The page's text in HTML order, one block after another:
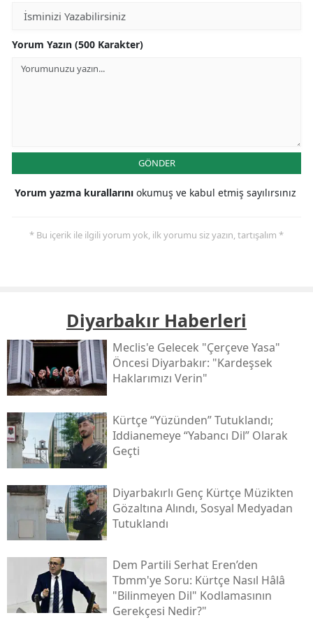
Yorum Yazın (500 Karakter)
GÖNDER
Yorum yazma kurallarını okumuş ve kabul etmiş sayılırsınız
* Bu içerik ile ilgili yorum yok, ilk yorumu siz yazın, tartışalım *
Diyarbakır Haberleri
Meclis'e Gelecek "çerçeve Yasa"
Öncesi Diyarbakır: "kardeşsek
Haklarımızı Verin"
Kürtçe “yüzünden” Tutuklandı;
Iddianemeye “yabancı Dil” Olarak
Geçti
Diyarbakırlı Genç Kürtçe Müzikten
Gözaltına Alındı, Sosyal Medyadan
Tutuklandı
Dem Partili Serhat Eren’den
Tbmm'ye Soru: Kürtçe Nasıl Hâlâ
"bilinmeyen Dil" Kodlamasının
Gerekçesi Nedir?"